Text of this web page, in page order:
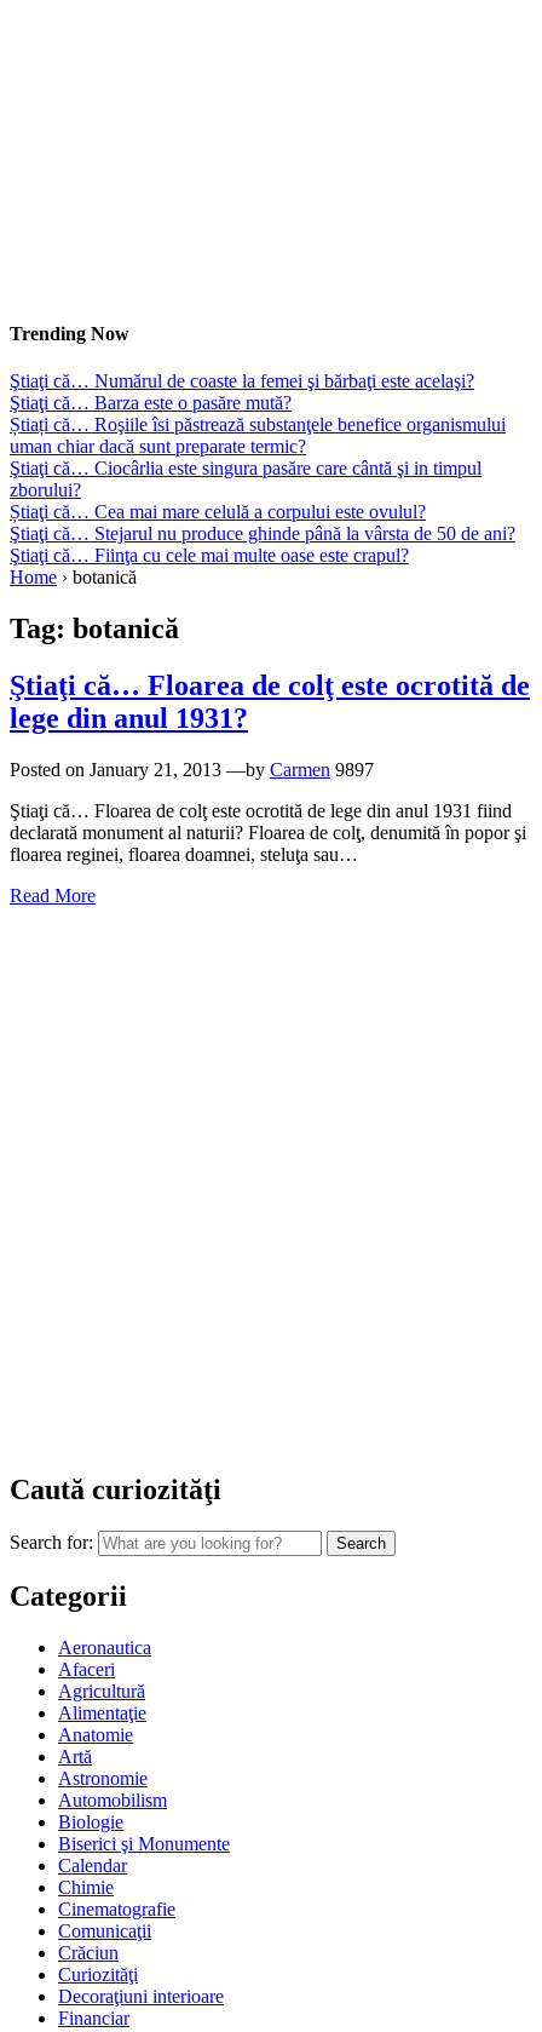
Trending Now
Ştiaţi că… Numărul de coaste la femei şi bărbaţi este acelaşi?
Ştiaţi că… Barza este o pasăre mută?
Știați că… Roşiile îsi păstrează substanţele benefice organismului
uman chiar dacă sunt preparate termic?
Ştiaţi că… Ciocârlia este singura pasăre care cântă şi in timpul
zborului?
Știaţi că… Cea mai mare celulă a corpului este ovulul?
Ştiaţi că… Stejarul nu produce ghinde până la vârsta de 50 de ani?
Ştiaţi că… Fiinţa cu cele mai multe oase este crapul?
Home › botanică
Tag: botanică
Ştiaţi că… Floarea de colţ este ocrotită de
lege din anul 1931?
Posted on January 21, 2013 —by Carmen 9897
Ştiaţi că… Floarea de colţ este ocrotită de lege din anul 1931 fiind
declarată monument al naturii? Floarea de colţ, denumită în popor şi
floarea reginei, floarea doamnei, steluţa sau…
Read More
Caută curiozităţi
Search for:
Categorii
Aeronautica
Afaceri
Agricultură
Alimentaţie
Anatomie
Artă
Astronomie
Automobilism
Biologie
Biserici şi Monumente
Calendar
Chimie
Cinematografie
Comunicaţii
Crăciun
Curiozităţi
Decoraţiuni interioare
Financiar